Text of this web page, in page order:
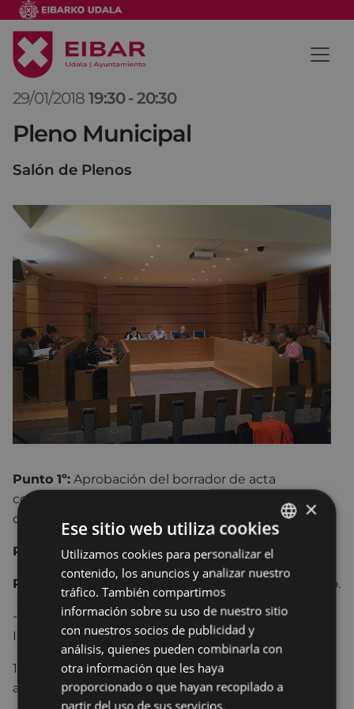
29/01/2018 19:30 -20:30
Pleno Municipal
Salón de Plenos
Punto 1º: Aprobación del borrador de acta
correspondiente a la sesión de Pleno Municipal
celebrada el 27 de noviembre de 2017.
Punto 2º:Despachos y comunicaciones.
Punto 3º: Dictámenes de las Comisiones de Trabajo.
- De la Comisión de Trabajo de Asuntos
Institucionales, Jurídicos y Territoriales.
1.- Otorgamiento de poderes generales para pleitos
a procuradores.
BASQUE
SPANISH
×
Ese sitio web utiliza cookies
Utilizamos cookies para personalizar el
contenido, los anuncios y analizar nuestro
tráfico. También compartimos
información sobre su uso de nuestro sitio
con nuestros socios de publicidad y
análisis, quienes pueden combinarla con
otra información que les haya
proporcionado o que hayan recopilado a
partir del uso de sus servicios.